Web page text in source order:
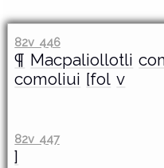
82v 446
¶ Macpaliollotli
comoliui [fol v
82v 447
]